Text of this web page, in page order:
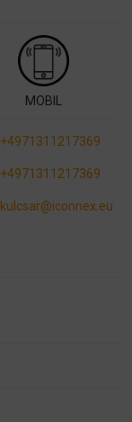
MOBIL
+4971311217369
+4971311217369
kulcsar@iconnex.eu